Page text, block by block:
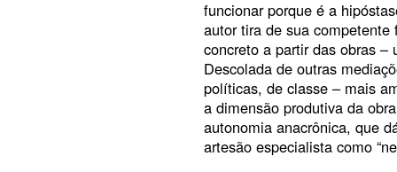
funcionar porque é a
autor tira de sua
concreto a partir das obras
Descolada de outras
políticas, de classe – mais
a dimensão produtiva da
autonomia anacrônica, que
artesão especialista como